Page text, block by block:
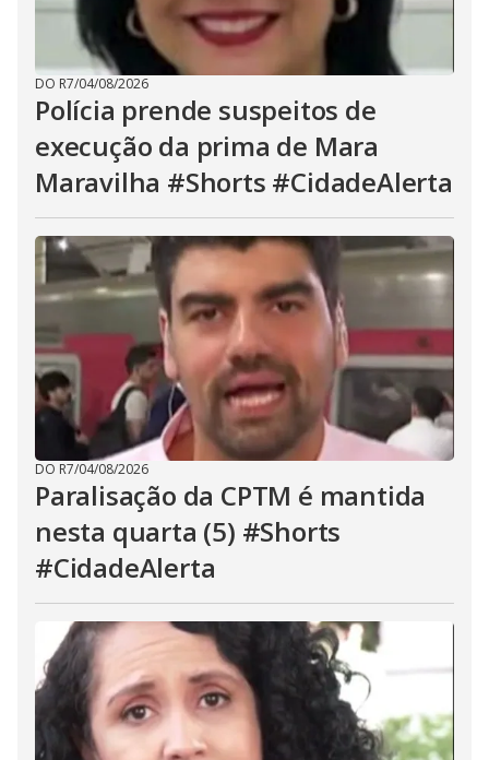
DO R7/04/08/2026
Polícia prende suspeitos de
execução da prima de Mara
Maravilha #Shorts #CidadeAlerta
DO R7/04/08/2026
Paralisação da CPTM é mantida
nesta quarta (5) #Shorts
#CidadeAlerta